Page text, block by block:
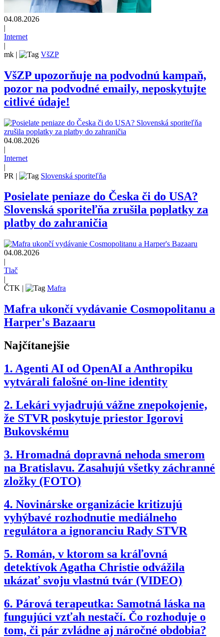
04.08.2026
|
Internet
|
mk | VšZP
VšZP upozorňuje na podvodnú kampaň,
pozor na podvodné emaily, neposkytujte
citlivé údaje!
04.08.2026
|
Internet
|
PR | Slovenská sporiteľňa
Posielate peniaze do Česka či do USA?
Slovenská sporiteľňa zrušila poplatky za
platby do zahraničia
04.08.2026
|
Tlač
|
ČTK | Mafra
Mafra ukončí vydávanie Cosmopolitanu a
Harper's Bazaaru
Najčítanejšie
1. Agenti AI od OpenAI a Anthropiku
vytvárali falošné on-line identity
2. Lekári vyjadrujú vážne znepokojenie,
že STVR poskytuje priestor Igorovi
Bukovskému
3. Hromadná dopravná nehoda smerom
na Bratislavu. Zasahujú všetky záchranné
zložky (FOTO)
4. Novinárske organizácie kritizujú
vyhýbavé rozhodnutie mediálneho
regulátora a ignoranciu Rady STVR
5. Román, v ktorom sa kráľovná
detektívok Agatha Christie odvážila
ukázať svoju vlastnú tvár (VIDEO)
6. Párová terapeutka: Samotná láska na
fungujúci vzťah nestačí. Čo rozhoduje o
tom, či pár zvládne aj náročné obdobia?